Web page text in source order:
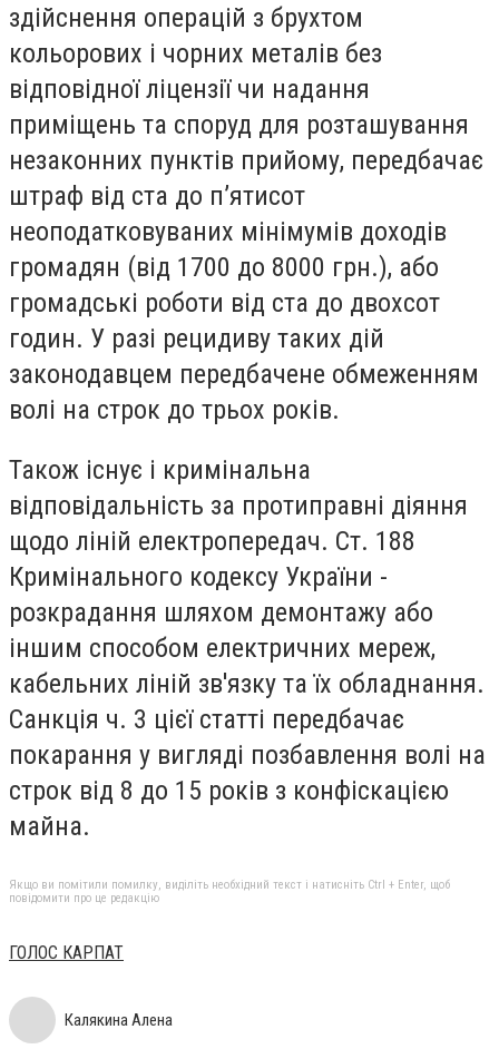
здійснення операцій з брухтом
кольорових і чорних металів без
відповідної ліцензії чи надання
приміщень та споруд для розташування
незаконних пунктів прийому, передбачає
штраф від ста до п’ятисот
неоподатковуваних мінімумів доходів
громадян (від 1700 до 8000 грн.), або
громадські роботи від ста до двохсот
годин. У разі рецидиву таких дій
законодавцем передбачене обмеженням
волі на строк до трьох років.
Також існує і кримінальна
відповідальність за протиправні діяння
щодо ліній електропередач. Ст. 188
Кримінального кодексу України -
розкрадання шляхом демонтажу або
іншим способом електричних мереж,
кабельних ліній зв'язку та їх обладнання.
Санкція ч. 3 цієї статті передбачає
покарання у вигляді позбавлення волі на
строк від 8 до 15 років з конфіскацією
майна.
Якщо ви помітили помилку, виділіть необхідний текст і натисніть Ctrl + Enter, щоб
повідомити про це редакцію
ГОЛОС КАРПАТ
Калякина Алена